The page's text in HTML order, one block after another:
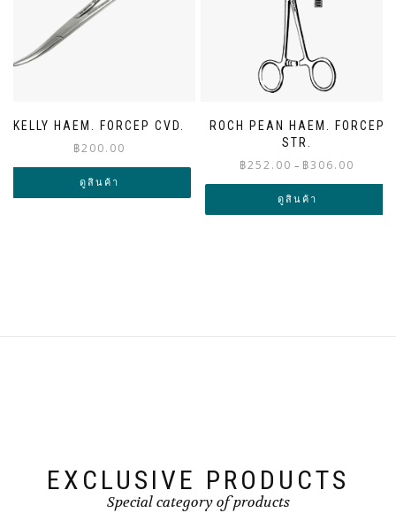
KELLY HAEM. FORCEP CVD.
฿200.00
ดูสินค้า
ROCH PEAN HAEM. FORCEP
STR.
฿252.00 – ฿306.00
range:
through
ดูสินค้า
EXCLUSIVE PRODUCTS
Special category of products